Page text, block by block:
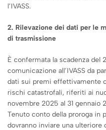
l’IVASS.
2. Rilevazione dei dati per le
di trasmissione
È confermata la scadenza del
comunicazione all’IVASS da
dati sui premi effettivamente
rischi catastrofali, riferiti ai
novembre 2025 al 31 gennaio
Tenuto conto della proroga in
dovranno inviare una ulteriore